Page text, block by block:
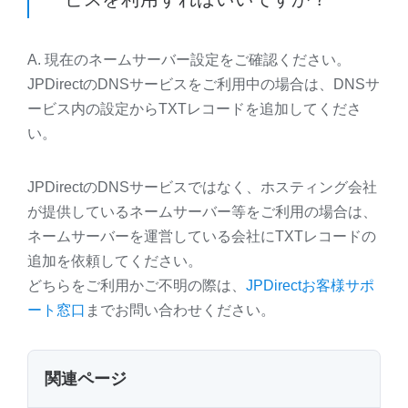
A. 現在のネームサーバー設定をご確認ください。
JPDirectのDNSサービスをご利用中の場合は、DNSサ
ービス内の設定からTXTレコードを追加してくださ
い。
JPDirectのDNSサービスではなく、ホスティング会社
が提供しているネームサーバー等をご利用の場合は、
ネームサーバーを運営している会社にTXTレコードの
追加を依頼してください。
どちらをご利用かご不明の際は、 JPDirectお客様サポ
ート窓口 までお問い合わせください。
関連ページ